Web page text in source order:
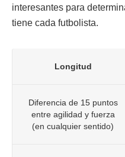
interesantes para
tiene cada futbolista.
Longitud
Diferencia de 15 puntos
entre agilidad y fuerza
(en cualquier sentido)